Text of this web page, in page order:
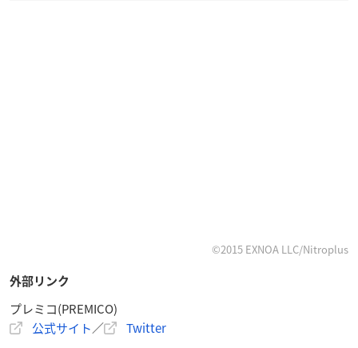
©2015 EXNOA LLC/Nitroplus
外部リンク
プレミコ(PREMICO)
公式サイト／ Twitter